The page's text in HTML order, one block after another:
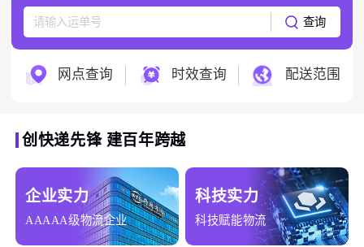
服务支持
跨越科技
查询
网点查询 时效查询 配送范围
创快递先锋 建百年跨越
企业实力
AAAAA级物流企业
科技实力
科技赋能物流